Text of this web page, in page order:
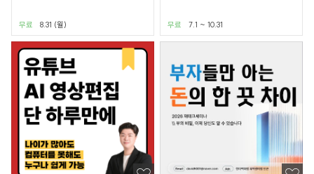
8.31 (월)
무료 7.1 ~ 10.31
무료